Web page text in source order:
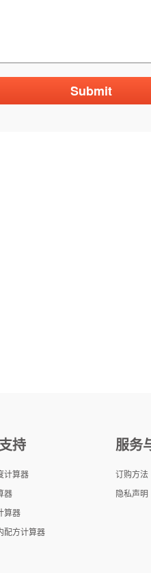
持
计算器
器
算器
配方计算器
服务
订购方法
隐私声明